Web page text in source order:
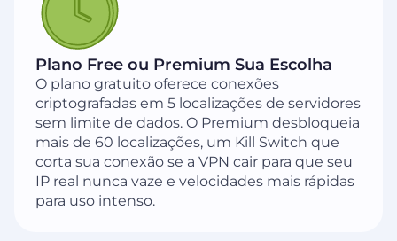
Plano Free ou Premium Sua Escolha
O plano gratuito oferece conexões
criptografadas em 5 localizações de servidores
sem limite de dados. O Premium desbloqueia
mais de 60 localizações, um Kill Switch que
corta sua conexão se a VPN cair para que seu
IP real nunca vaze e velocidades mais rápidas
para uso intenso.